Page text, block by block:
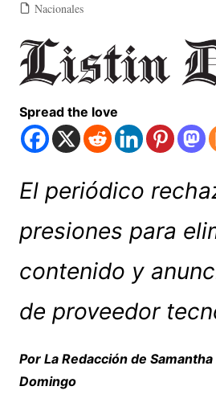
Nacionales
Spread the love
El periódico
presiones para
contenido y
de proveedor
Por La Redacción de
Domingo